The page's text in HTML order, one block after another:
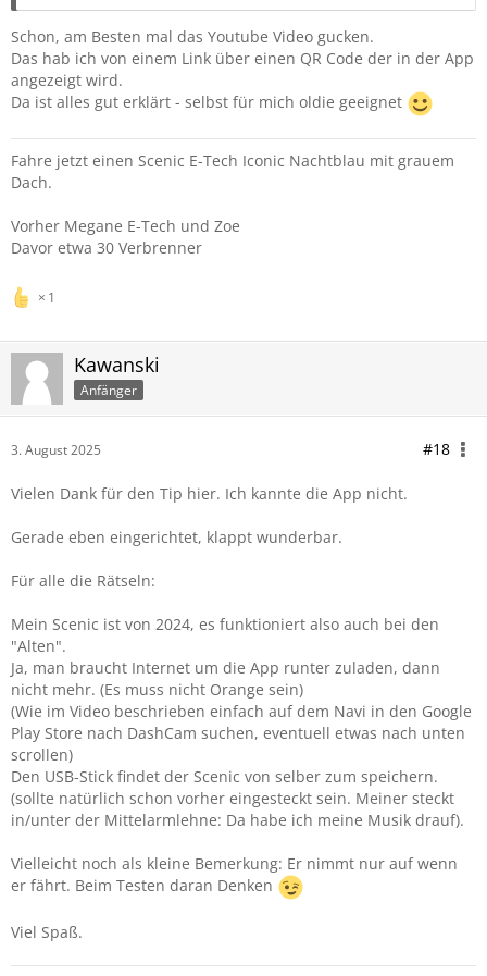
Schon, am Besten mal das Youtube Video gucken.
Das hab ich von einem Link über einen QR Code der in der App
angezeigt wird.
Da ist alles gut erklärt - selbst für mich oldie geeignet
Fahre jetzt einen Scenic E-Tech Iconic Nachtblau mit grauem
Dach.
Vorher Megane E-Tech und Zoe
Davor etwa 30 Verbrenner
1
Kawanski
Anfänger
3. August 2025 #18
Vielen Dank für den Tip hier. Ich kannte die App nicht.
Gerade eben eingerichtet, klappt wunderbar.
Für alle die Rätseln:
Mein Scenic ist von 2024, es funktioniert also auch bei den
"Alten".
Ja, man braucht Internet um die App runter zuladen, dann
nicht mehr. (Es muss nicht Orange sein)
(Wie im Video beschrieben einfach auf dem Navi in den Google
Play Store nach DashCam suchen, eventuell etwas nach unten
scrollen)
Den USB-Stick findet der Scenic von selber zum speichern.
(sollte natürlich schon vorher eingesteckt sein. Meiner steckt
in/unter der Mittelarmlehne: Da habe ich meine Musik drauf).
Vielleicht noch als kleine Bemerkung: Er nimmt nur auf wenn
er fährt. Beim Testen daran Denken
Viel Spaß.